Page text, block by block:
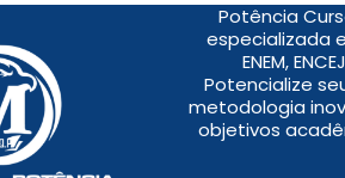
Potência
especializada
ENEM,
Potencialize
metodologia
objetivos